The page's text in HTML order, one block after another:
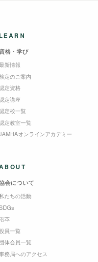
LEARN
資格・学び
新情報
定のご案内
定資格
定講座
定校一覧
定教室一覧
オンラインアカデミー
会について
たちの活動
革
員一覧
団体会員一覧
務局へのアクセス